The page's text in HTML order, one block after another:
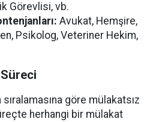
Görevlisi, vb.
Avukat, Hemşire,
Psikolog, Veteriner Hekim,
göre mülakatsız
herhangi bir mülakat